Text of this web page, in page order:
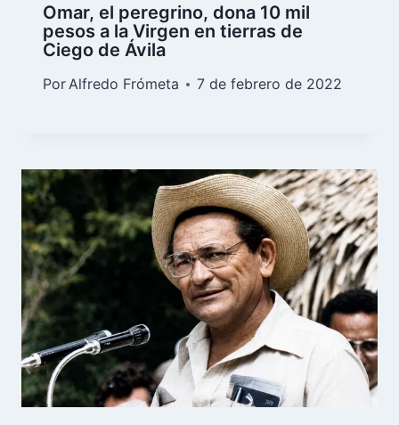
Omar, el peregrino, dona 10 mil
pesos a la Virgen en tierras de
Ciego de Ávila
PorAlfredo Frómeta 7 de febrero de 2022